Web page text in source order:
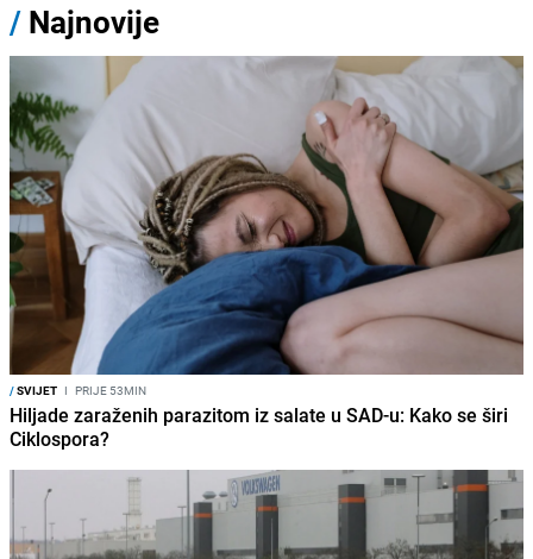
/ Najnovije
/SVIJET I PRIJE 53MIN
Hiljade zaraženih parazitom iz salate u SAD-u: Kako se širi
Ciklospora?